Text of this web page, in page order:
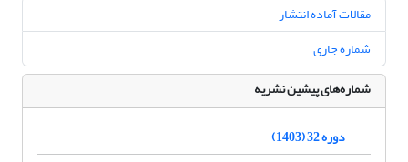
مقالات آماده انتشار
شماره جاری
شماره‌های پیشین نشریه
دوره 32 (1403)